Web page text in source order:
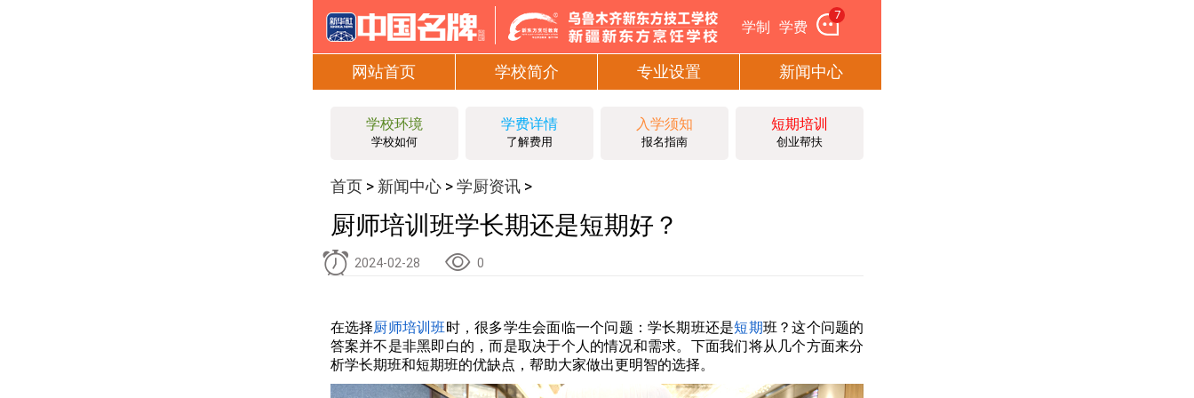
学制 学费
7
网站首页 学校简介 专业设置 新闻中心
学校环境
学校如何
学费详情
了解费用
入学须知
报名指南
短期培训
创业帮扶
首页> 新闻中心> 学厨资讯>
厨师培训班学长期还是短期好？
2024-02-28 0
在选择厨师培训班时，很多学生会面临一个问题：学长期班还是短期班？这个问题的
答案并不是非黑即白的，而是取决于个人的情况和需求。下面我们将从几个方面来分
析学长期班和短期班的优缺点，帮助大家做出更明智的选择。